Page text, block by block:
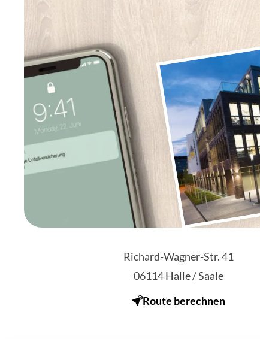
Richard-Wagner-Str. 41
06114Halle / Saale
Route berechnen